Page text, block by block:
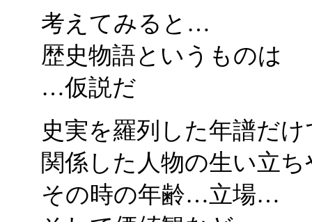
考えてみると…
歴史物語というものは
…仮説だ
史実を羅列した年譜だ
関係した人物の生い立
その時の年齢…立場…